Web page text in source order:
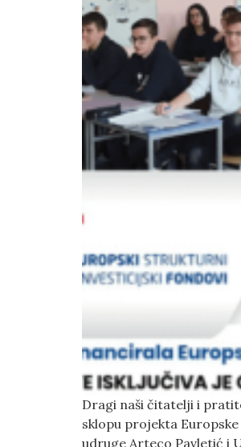
Dragi naši čitatelji i
sklopu projekta
udruge Arteco Pavletić i